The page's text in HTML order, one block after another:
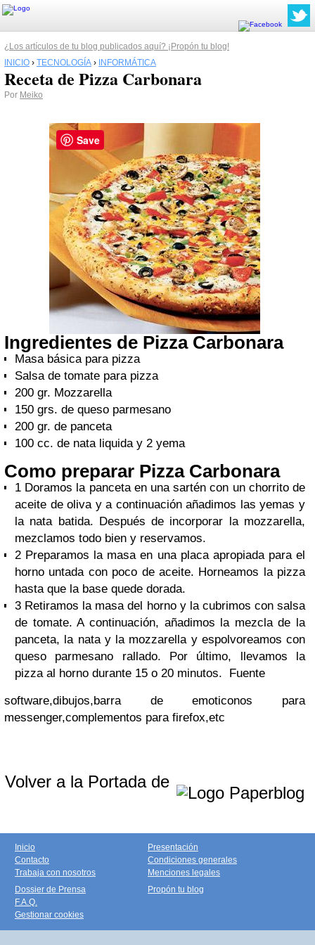
¿Los artículos de tu blog publicados aquí? ¡Propón tu blog!
INICIO › TECNOLOGÍA › INFORMÁTICA
Receta de Pizza Carbonara
Por Meiko
Ingredientes de Pizza Carbonara
Masa básica para pizza
Salsa de tomate para pizza
200 gr. Mozzarella
150 grs. de queso parmesano
200 gr. de panceta
100 cc. de nata liquida y 2 yema
Como preparar Pizza Carbonara
1 Doramos la panceta en una sartén con un chorrito de
aceite de oliva y a continuación añadimos las yemas y
la nata batida. Después de incorporar la mozzarella,
mezclamos todo bien y reservamos.
2 Preparamos la masa en una placa apropiada para el
horno untada con poco de aceite. Horneamos la pizza
hasta que la base quede dorada.
3 Retiramos la masa del horno y la cubrimos con salsa
de tomate. A continuación, añadimos la mezcla de la
panceta, la nata y la mozzarella y espolvoreamos con
queso parmesano rallado. Por último, llevamos la
pizza al horno durante 15 o 20 minutos. Fuente
software,dibujos,barra de emoticonos para
messenger,complementos para firefox,etc
Volver a la Portada de
Inicio
Contacto
Trabaja con nosotros
Presentación
Condiciones generales
Menciones legales
Dossier de Prensa
F.A.Q.
Gestionar cookies
Propón tu blog
Save